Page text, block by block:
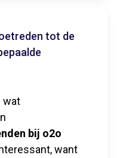
tot de
wat
bij o2o
want